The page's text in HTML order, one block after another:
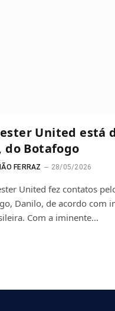
United está
do Botafogo
FERRAZ 28/05/2026
United fez contatos
Danilo, de acordo com
Com a iminente…